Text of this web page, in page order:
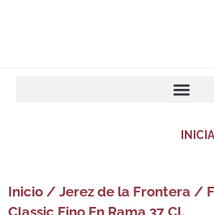
Inicio / Jerez de la Frontera /
Classic Fino En Rama 37 Cl.